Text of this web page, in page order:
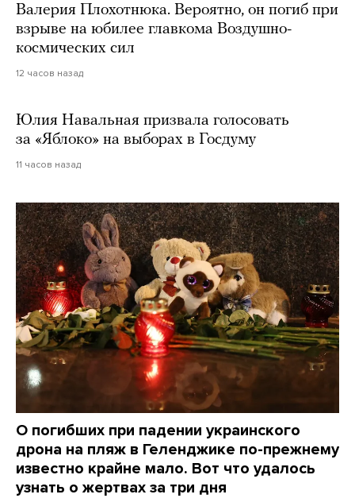
Валерия Плохотнюка. Вероятно, он погиб при
взрыве на юбилее главкома Воздушно-
космических сил
12 часов назад
Юлия Навальная призвала голосовать
за «Яблоко» на выборах в Госдуму
11 часов назад
О погибших при падении украинского
дрона на пляж в Геленджике по-прежнему
известно крайне мало. Вот что удалось
узнать о жертвах за три дня